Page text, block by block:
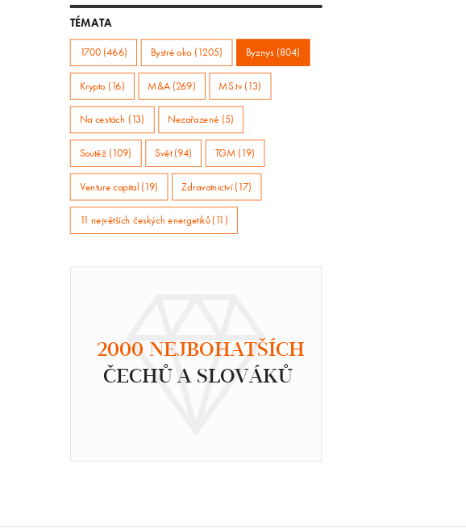
TÉMATA
1700 (466) Bystré oko (1205) Byznys (804)
Krypto (16) M&A (269) MS.tv (13)
Na cestách (13) Nezařazené (5)
Soutěž (109) Svět (94) TGM (19)
Venture capital (19) Zdravotnictví (17)
11 největších českých energetiků (11)
2000 NEJBOHATŠÍCH
ČECHŮ A SLOVÁKŮ